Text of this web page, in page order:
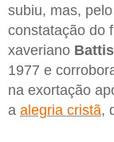
subiu, mas,
constatação do
xaveriano
1977 e
na exortação
a alegria cristã,